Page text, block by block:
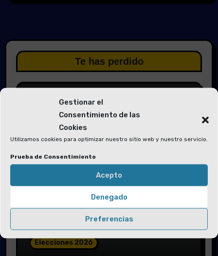
Gestionar el
Consentimiento de las
Cookies
Utilizamos cookies para optimizar nuestro sitio web y nuestro servicio.
Prueba de Consentimiento
Acepto
Denegado
Preferencias
Te has perdido
Elecciones 2026
Mesas Electorales y la Junta Electoral
Elecciones 2026